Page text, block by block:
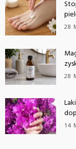
28
28
14